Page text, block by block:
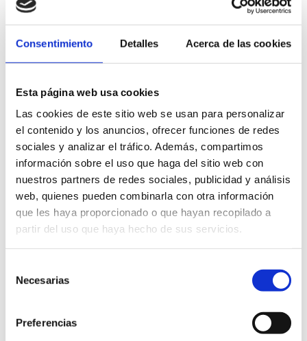
Consentimiento Detalles Acerca de las cookies
Esta página web usa cookies
Las cookies de este sitio web se usan para personalizar
el contenido y los anuncios, ofrecer funciones de redes
sociales y analizar el tráfico. Además, compartimos
información sobre el uso que haga del sitio web con
nuestros partners de redes sociales, publicidad y análisis
web, quienes pueden combinarla con otra información
que les haya proporcionado o que hayan recopilado a
partir del uso que haya hecho de sus servicios.
Necesarias
Preferencias
RELACIONADOS